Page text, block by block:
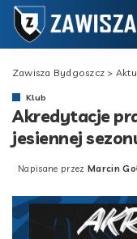
Zawisza Bydgoszcz >
Klub
Akredytacje
jesiennej
Posted
Napisane przez Marcin